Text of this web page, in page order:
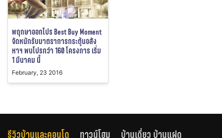
พฤกษาออกโปร Best Buy Moment
จัดหนักรับมาตราการกระตุ้นอสัง
หาฯ พบโปรกว่า 160 โครงการ เริ่ม
1 มีนาคม นี้
February, 23 2016
รีวิวบ้านและคอนโด ทาวน์โฮม
บ้านเดี่ยว บ้านแฝด